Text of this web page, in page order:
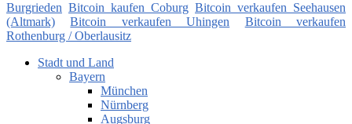
Burgrieden Bitcoin kaufen Coburg Bitcoin verkaufen Seehausen
(Altmark)
Bitcoin verkaufen Uhingen
Bitcoin verkaufen
Rothenburg / Oberlausitz
Stadt und Land
Bayern
München
Nürnberg
Augsburg